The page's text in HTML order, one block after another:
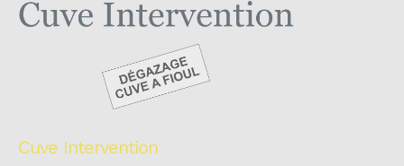
Cuve Intervention